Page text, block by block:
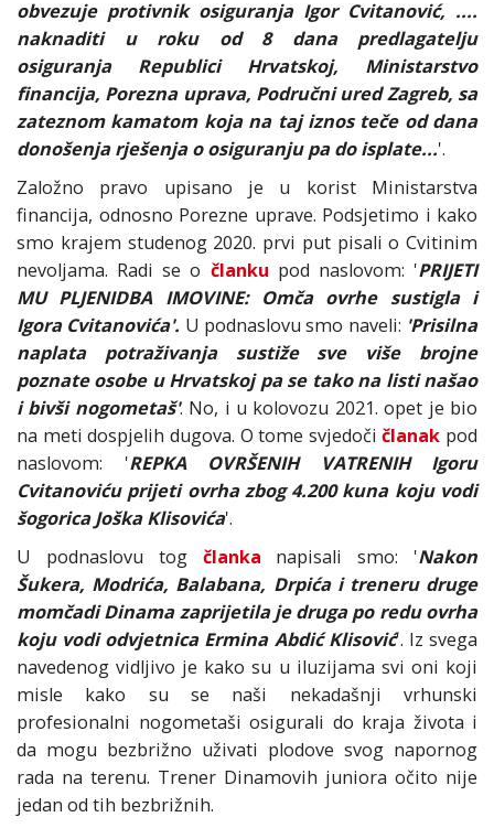
obvezuje protivnik osiguranja Igor Cvitanović, ....
naknaditi u roku od 8 dana predlagatelju
osiguranja Republici Hrvatskoj, Ministarstvo
financija, Porezna uprava, Područni ured Zagreb, sa
zateznom kamatom koja na taj iznos teče od dana
donošenja rješenja o osiguranju pa do isplate...'.
Založno pravo upisano je u korist Ministarstva
financija, odnosno Porezne uprave. Podsjetimo i kako
smo krajem studenog 2020. prvi put pisali o Cvitinim
nevoljama. Radi se o članku pod naslovom: 'PRIJETI
MU PLJENIDBA IMOVINE: Omča ovrhe sustigla i
Igora Cvitanovića'. U podnaslovu smo naveli: 'Prisilna
naplata potraživanja sustiže sve više brojne
poznate osobe u Hrvatskoj pa se tako na listi našao
i bivši nogometaš'. No, i u kolovozu 2021. opet je bio
na meti dospjelih dugova. O tome svjedočičlanak pod
naslovom: 'REPKA OVRŠENIH VATRENIH Igoru
Cvitanoviću prijeti ovrha zbog 4.200 kuna koju vodi
šogorica Joška Klisovića'.
U podnaslovu tog članka napisali smo: 'Nakon
Šukera, Modrića, Balabana, Drpića i treneru druge
momčadi Dinama zaprijetila je druga po redu ovrha
koju vodi odvjetnica Ermina Abdić Klisović'. Iz svega
navedenog vidljivo je kako su u iluzijama svi oni koji
misle kako su se naši nekadašnji vrhunski
profesionalni nogometaši osigurali do kraja života i
da mogu bezbrižno uživati plodove svog napornog
rada na terenu. Trener Dinamovih juniora očito nije
jedan od tih bezbrižnih.